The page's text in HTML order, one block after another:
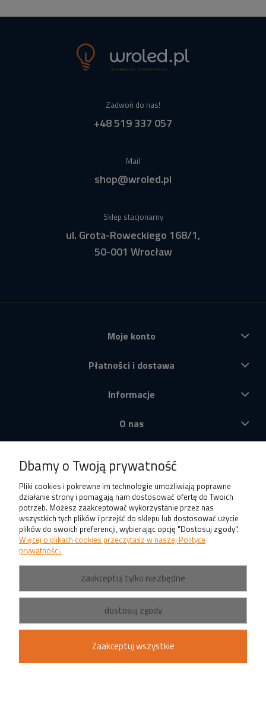
Zadwoń do nas!
+48 519 337 057
Mail
shop@wroled.pl
Sklep stacjonarny
ul. Grota-Roweckiego 168/1,
50-001 Wrocław
Moje konto
Płatności i dostawa
Informacje
O nas
Dbamy o Twoją prywatność
Pliki cookies i pokrewne im technologie umożliwiają poprawne
działanie strony i pomagają nam dostosować ofertę do Twoich
potrzeb. Możesz zaakceptować wykorzystanie przez nas
wszystkich tych plików i przejść do sklepu lub dostosować użycie
plików do swoich preferencji, wybierając opcję "Dostosuj zgody".
Więcej o plikach cookies przeczytasz w naszej Polityce
prywatności.
zaakceptuj tylko niezbędne
dostosuj zgody
Zaakceptuj wszystkie